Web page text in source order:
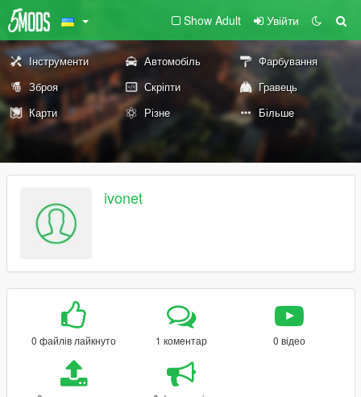
Show Adult Увійти
Інструменти Автомобіль
Фарбування
Зброя
Скріпти
Гравець
Карти
Різне Більше
ivonet
0 файлів лайкнуто 1 коментар 0 відео